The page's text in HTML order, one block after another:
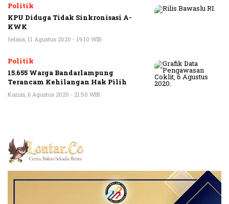
Politik
KPU Diduga Tidak Sinkronisasi A-
KWK
Selasa, 11 Agustus 2020 - 19:10 WIB
Politik
15.655 Warga Bandarlampung
Terancam Kehilangan Hak Pilih
Kamis, 6 Agustus 2020 - 21:50 WIB